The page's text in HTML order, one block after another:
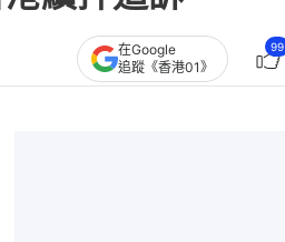
在Google
追蹤《香港01》
99